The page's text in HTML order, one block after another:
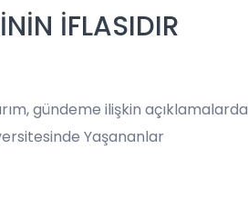
İFLASIDIR
gündeme ilişkin açıklamalarda
Yaşananlar